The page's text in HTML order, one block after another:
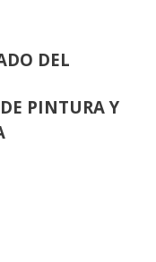
DEL
PINTURA Y